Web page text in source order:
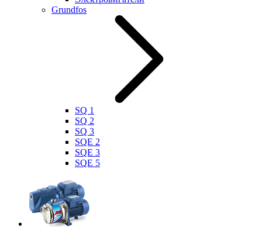
Grundfos
SQ 1
SQ 2
SQ 3
SQE 2
SQE 3
SQE 5